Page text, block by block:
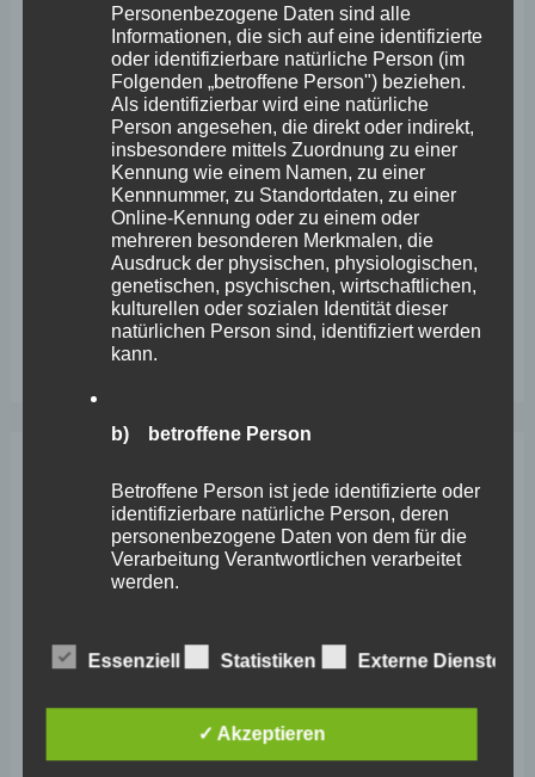
Neueste Beiträge
Wefelscheid lehnt Verfassungsänderung ab
VfL Kesselheim e.V. bittet Stadt um Unterstützung bei
Sanierung des Sportplatzes
Engstelle in Aachener Straße – Wefelscheid: „Rübenach
erstickt im Verkehr“
Wefelscheid besichtigt Fort Konstantin
Wefelscheid bei 3-jährigem Jubiläum von Particura
April 2026
Februar 2026
Personenbezogene Daten sind alle
Informationen, die sich auf eine identifizierte
oder identifizierbare natürliche Person (im
Folgenden „betroffene Person") beziehen.
Als identifizierbar wird eine natürliche
Person angesehen, die direkt oder indirekt,
insbesondere mittels Zuordnung zu einer
Kennung wie einem Namen, zu einer
Kennnummer, zu Standortdaten, zu einer
Online-Kennung oder zu einem oder
mehreren besonderen Merkmalen, die
Ausdruck der physischen, physiologischen,
genetischen, psychischen, wirtschaftlichen,
kulturellen oder sozialen Identität dieser
natürlichen Person sind, identifiziert werden
kann.
b) betroffene Person
Betroffene Person ist jede identifizierte oder
identifizierbare natürliche Person, deren
personenbezogene Daten von dem für die
Verarbeitung Verantwortlichen verarbeitet
werden.
c) Verarbeitung
automatisierter Verfahren ausgeführte
Vorgang oder jede solche Vorgangsreihe im
Essenziell Statistiken Externe Dienste
✓ Akzeptieren